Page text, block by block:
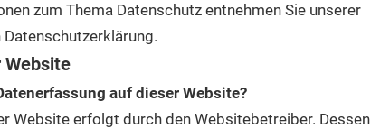
zum Thema Datenschutz entnehmen Sie unserer
Website
auf dieser Website?
Website erfolgt durch den Websitebetreiber. Dessen